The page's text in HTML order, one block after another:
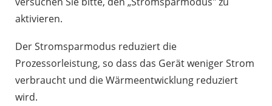
aktivieren.
Der Stromsparmodus reduziert die
Prozessorleistung, so dass das Gerät weniger Strom
verbraucht und die Wärmeentwicklung reduziert
wird.